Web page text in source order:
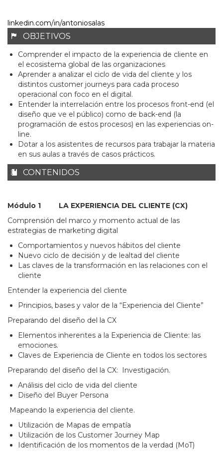
linkedin.com/in/antoniosalas
OBJETIVOS
Comprender el impacto de la experiencia de cliente en
el ecosistema global de las organizaciones
Aprender a analizar el ciclo de vida del cliente y los
distintos customer journeys para cada proceso
operacional con foco en el digital.
Entender la interrelación entre los procesos front-end (el
diseño que ve el público) como de back-end (la
programación de estos procesos) en las experiencias on-
line.
Dotar a los asistentes de recursos para trabajar la materia
en sus aulas a través de casos prácticos.
CONTENIDOS
Módulo 1
LA EXPERIENCIA DEL CLIENTE (CX)
Comprensión del marco y momento actual de las
estrategias de marketing digital
Comportamientos y nuevos hábitos del cliente
Nuevo ciclo de decisión y de lealtad del cliente
Las claves de la transformación en las relaciones con el
cliente
Entender la experiencia del cliente
Principios, bases y valor de la “Experiencia del Cliente”
Preparando del diseño del la CX
Elementos inherentes a la Experiencia de Cliente: las
emociones.
Claves de Experiencia de Cliente en todos los sectores
Preparando del diseño del la CX:
Investigación.
Análisis del ciclo de vida del cliente
Diseño del Buyer Persona
Mapeando la experiencia del cliente.
Utilización de Mapas de empatía
Utilización de los Customer Journey Map
Identificación de los momentos de la verdad (MoT)